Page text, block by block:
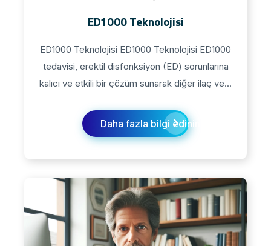
ED1000 Teknolojisi
ED1000 Teknolojisi ED1000 Teknolojisi​ ED1000
tedavisi, erektil disfonksiyon (ED) sorunlarına
kalıcı ve etkili bir çözüm sunarak diğer ilaç ve...
Daha fazla bilgi edinin